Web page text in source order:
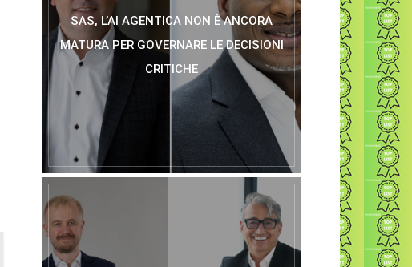
SAS, L’AI AGENTICA NON È ANCORA
MATURA PER GOVERNARE LE DECISIONI
CRITICHE